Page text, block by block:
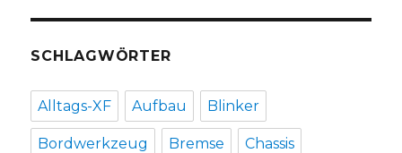
SCHLAGWÖRTER
Alltags-XF Aufbau Blinker
Bordwerkzeug Bremse Chassis